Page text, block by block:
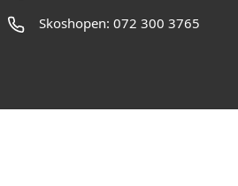
Skoshopen: 072 300 3765